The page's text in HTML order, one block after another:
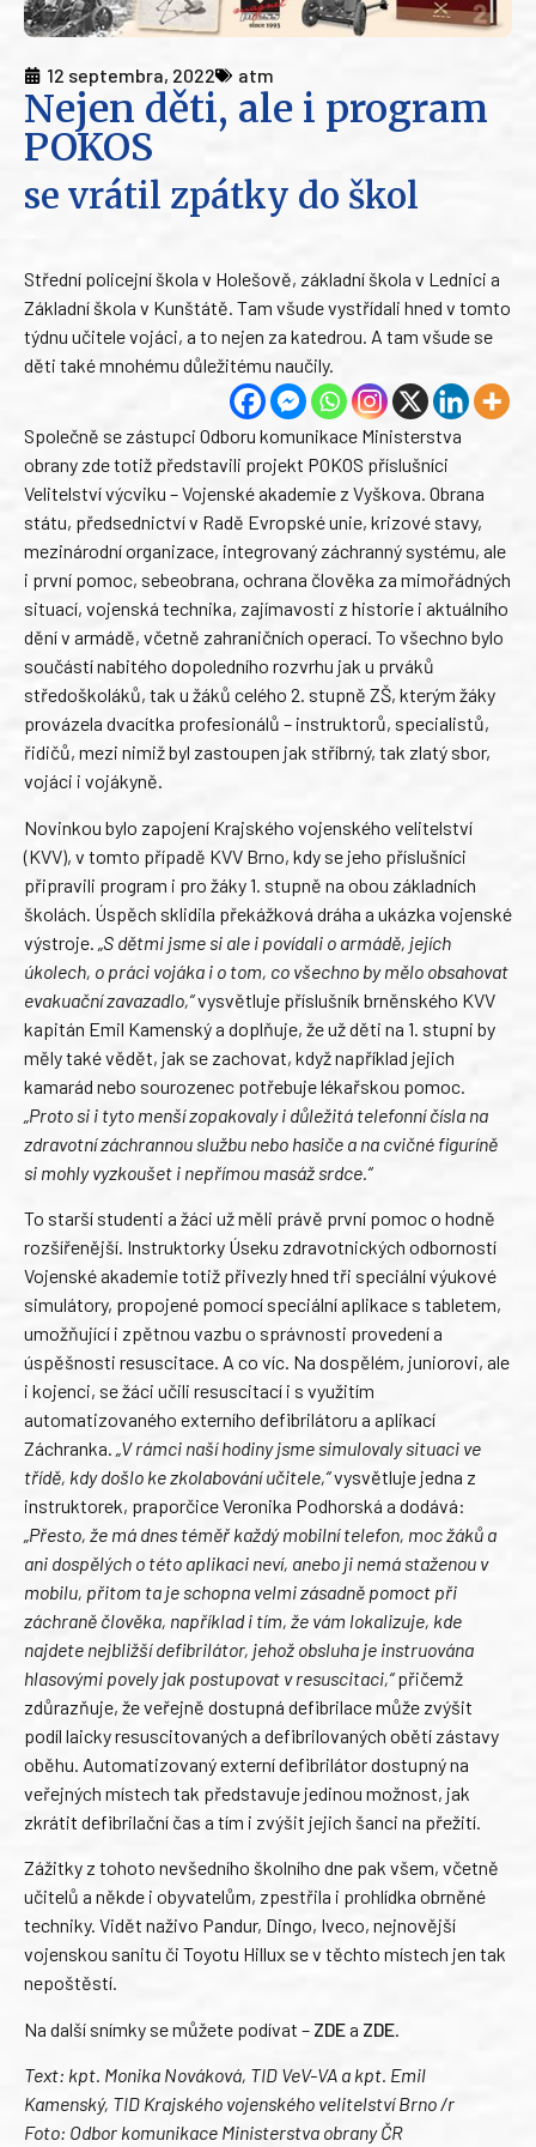
12 septembra, 2022 atm
Nejen děti, ale i program
POKOS
se vrátil zpátky do škol
Střední policejní škola v Holešově, základní škola v Lednici a
Základní škola v Kunštátě. Tam všude vystřídali hned v tomto
týdnu učitele vojáci, a to nejen za katedrou. A tam všude se
děti také mnohému důležitému naučily.
Společně se zástupci Odboru komunikace Ministerstva
obrany zde totiž představili projekt POKOS příslušníci
Velitelství výcviku – Vojenské akademie z Vyškova. Obrana
státu, předsednictví v Radě Evropské unie, krizové stavy,
mezinárodní organizace, integrovaný záchranný systému, ale
i první pomoc, sebeobrana, ochrana člověka za mimořádných
situací, vojenská technika, zajímavosti z historie i aktuálního
dění v armádě, včetně zahraničních operací. To všechno bylo
součástí nabitého dopoledního rozvrhu jak u prváků
středoškoláků, tak u žáků celého 2. stupně ZŠ, kterým žáky
provázela dvacítka profesionálů – instruktorů, specialistů,
řidičů, mezi nimiž byl zastoupen jak stříbrný, tak zlatý sbor,
vojáci i vojákyně.
Novinkou bylo zapojení Krajského vojenského velitelství
(KVV), v tomto případě KVV Brno, kdy se jeho příslušníci
připravili program i pro žáky 1. stupně na obou základních
školách. Úspěch sklidila překážková dráha a ukázka vojenské
výstroje. „S dětmi jsme si ale i povídali o armádě, jejích
úkolech, o práci vojáka i o tom, co všechno by mělo obsahovat
evakuační zavazadlo,“vysvětluje příslušník brněnského KVV
kapitán Emil Kamenský a doplňuje, že už děti na 1. stupni by
měly také vědět, jak se zachovat, když například jejich
kamarád nebo sourozenec potřebuje lékařskou pomoc.
„Proto si i tyto menší zopakovaly i důležitá telefonní čísla na
zdravotní záchrannou službu nebo hasiče a na cvičné figuríně
si mohly vyzkoušet i nepřímou masáž srdce.“
To starší studenti a žáci už měli právě první pomoc o hodně
rozšířenější. Instruktorky Úseku zdravotnických odborností
Vojenské akademie totiž přivezly hned tři speciální výukové
simulátory, propojené pomocí speciální aplikace s tabletem,
umožňující i zpětnou vazbu o správnosti provedení a
úspěšnosti resuscitace. A co víc. Na dospělém, juniorovi, ale
i kojenci, se žáci učili resuscitací i s využitím
automatizovaného externího defibrilátoru a aplikací
Záchranka. „V rámci naší hodiny jsme simulovaly situaci ve
třídě, kdy došlo ke zkolabování učitele,“vysvětluje jedna z
instruktorek, praporčice Veronika Podhorská a dodává:
„Přesto, že má dnes téměř každý mobilní telefon, moc žáků a
ani dospělých o této aplikaci neví, anebo ji nemá staženou v
mobilu, přitom ta je schopna velmi zásadně pomoct při
záchraně člověka, například i tím, že vám lokalizuje, kde
najdete nejbližší defibrilátor, jehož obsluha je instruována
hlasovými povely jak postupovat v resuscitaci,“přičemž
zdůrazňuje, že veřejně dostupná defibrilace může zvýšit
podíl laicky resuscitovaných a defibrilovaných obětí zástavy
oběhu. Automatizovaný externí defibrilátor dostupný na
veřejných místech tak představuje jedinou možnost, jak
zkrátit defibrilační čas a tím i zvýšit jejich šanci na přežití.
Zážitky z tohoto nevšedního školního dne pak všem, včetně
učitelů a někde i obyvatelům, zpestřila i prohlídka obrněné
techniky. Vidět naživo Pandur, Dingo, Iveco, nejnovější
vojenskou sanitu či Toyotu Hillux se v těchto místech jen tak
nepoštěstí.
Na další snímky se můžete podívat – ZDEa ZDE
Text: kpt. Monika Nováková, TID VeV-VA a kpt. Emil
Kamenský, TID Krajského vojenského velitelství Brno /r
Foto: Odbor komunikace Ministerstva obrany ČR